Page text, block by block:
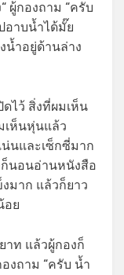
ผู้กองถาม “ครับ
อาบน้ำได้มั๊ย
น้ำอยู่ด้านล่าง
ไว้ สิ่งที่ผมเห็น
เห็นหุ่นแล้ว
นและเซ็กซี่มาก
นอนอ่านหนังสือ
มาก แล้วก็ยาว
อย
าท แล้วผู้กองก็
งถาม “ครับ น้ำ